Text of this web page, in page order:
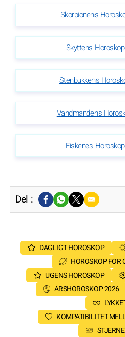
Skorpionens
Skyttens
Stenbukkens
Vandmandens
Fiskenes
Del :
DAGLIGT HOROSKOP
HOROSKOP FOR
UGENS HOROSKOP
ÅRSHOROSKOP 2026
KOMPATIBILITET